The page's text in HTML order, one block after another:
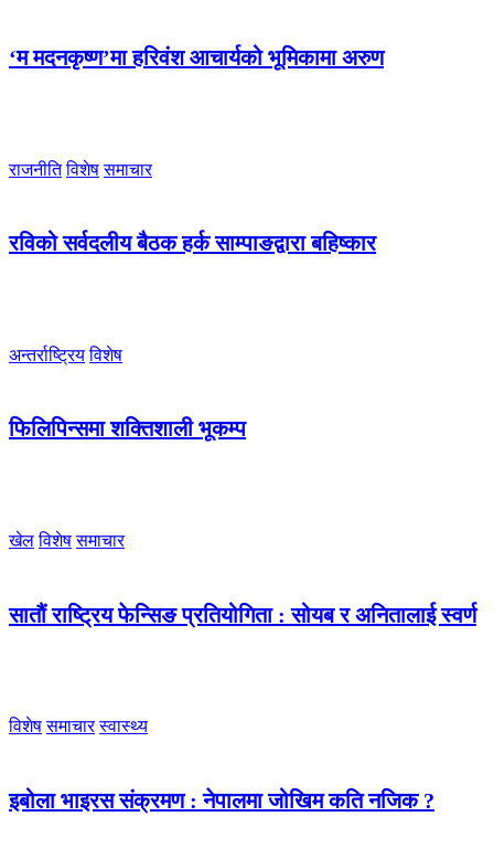
‘म मदनकृष्ण’मा हरिवंश आचार्यको भूमिकामा अरुण
राजनीति विशेष समाचार
रविको सर्वदलीय बैठक हर्क साम्पाङद्वारा बहिष्कार
अन्तर्राष्ट्रिय विशेष
फिलिपिन्समा शक्तिशाली भूकम्प
खेल विशेष समाचार
सातौं राष्ट्रिय फेन्सिङ प्रतियोगिता : सोयब र अनितालाई स्वर्ण
विशेष समाचार स्वास्थ्य
इबोला भाइरस संक्रमण : नेपालमा जोखिम कति नजिक ?